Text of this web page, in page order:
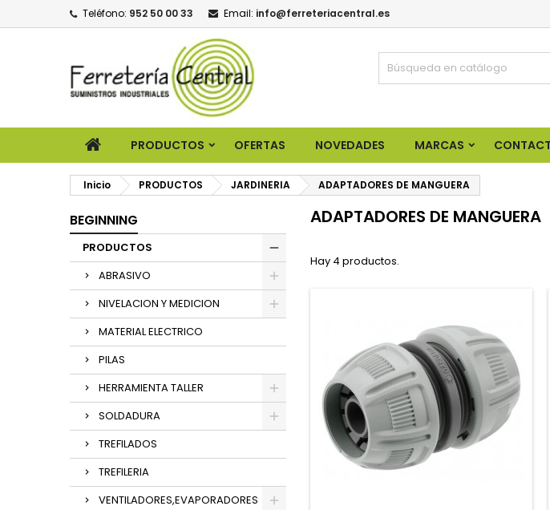
Teléfono: 952 50 00 33 Email: info@ferreteriacentral.es
PRODUCTOS OFERTAS NOVEDADES MARCAS
Inicio PRODUCTOS JARDINERIA ADAPTADORES DE MANGUERA
BEGINNING
PRODUCTOS
ABRASIVO
NIVELACION Y MEDICION
MATERIAL ELECTRICO
PILAS
HERRAMIENTA TALLER
SOLDADURA
TREFILADOS
TREFILERIA
VENTILADORES,EVAPORADORES
ADAPTADORES DE MANGUERA
Hay 4 productos.